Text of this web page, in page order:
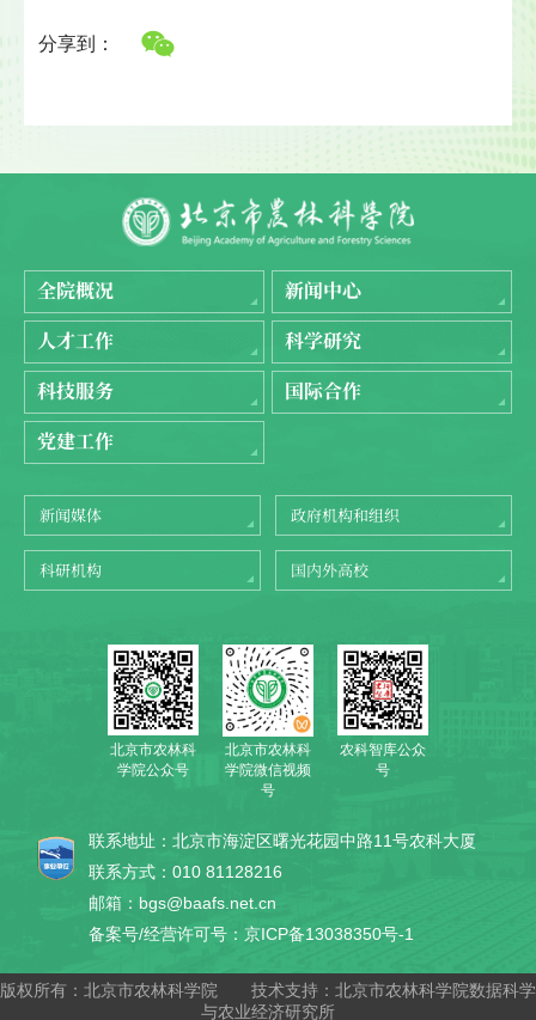
分享到：
全院概况
新闻中心
人才工作
科学研究
科技服务
国际合作
党建工作
新闻媒体 政府机构和组织
科研机构 国内外高校
北京市农林科
学院公众号
北京市农林科
学院微信视频
号
农科智库公众
号
联系地址：北京市海淀区曙光花园中路11号农科大厦
联系方式：010 81128216
邮箱：bgs@baafs.net.cn
备案号/经营许可号：京ICP备13038350号-1
版权所有：北京市农林科学院
技术支持：北京市农林科学院数据科学
与农业经济研究所